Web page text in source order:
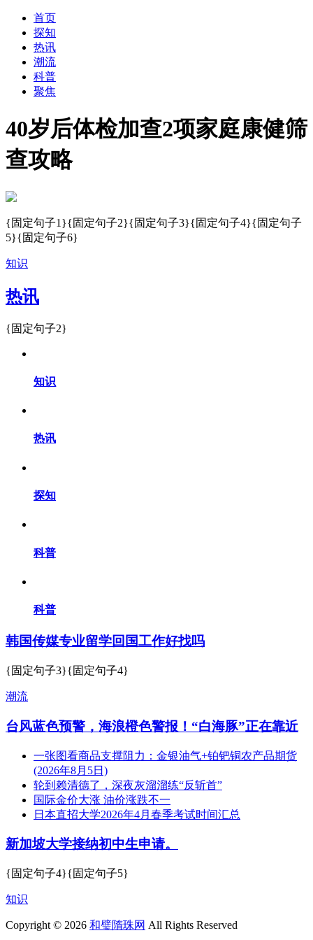
首页
探知
热讯
潮流
科普
聚焦
40岁后体检加查2项家庭康健筛
查攻略
{固定句子1}{固定句子2}{固定句子3}{固定句子4}{固定句子
5}{固定句子6}
知识
热讯
{固定句子2}
知识
热讯
探知
科普
科普
韩国传媒专业留学回国工作好找吗
{固定句子3}{固定句子4}
潮流
台风蓝色预警，海浪橙色警报！“白海豚”正在靠近
一张图看商品支撑阻力：金银油气+铂钯铜农产品期货
(2026年8月5日)
轮到赖清德了，深夜灰溜溜练“反斩首”
国际金价大涨 油价涨跌不一
日本直招大学2026年4月春季考试时间汇总
新加坡大学接纳初中生申请。
{固定句子4}{固定句子5}
知识
Copyright © 2026 和璧隋珠网 All Rights Reserved